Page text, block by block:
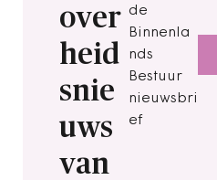
over
heid
snie
uws
van
de
Binnenla
nds
Bestuur
nieuwsbri
ef